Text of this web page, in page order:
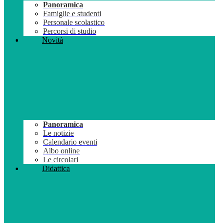
Panoramica
Famiglie e studenti
Personale scolastico
Percorsi di studio
Novità
Panoramica
Le notizie
Calendario eventi
Albo online
Le circolari
Didattica